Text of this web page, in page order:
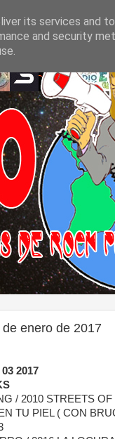
enero de 2017
2017
/ 2010 STREETS OF
EN TU PIEL ( CON
its services and
and security